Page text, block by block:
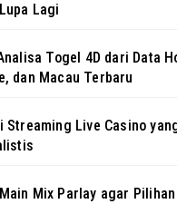
Lagi
Togel 4D dari Data
dan Macau Terbaru
Streaming Live Casino
Mix Parlay agar